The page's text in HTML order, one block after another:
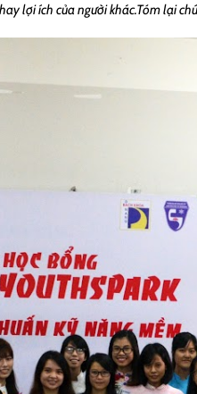
lợi ích của người khác.Tóm lại